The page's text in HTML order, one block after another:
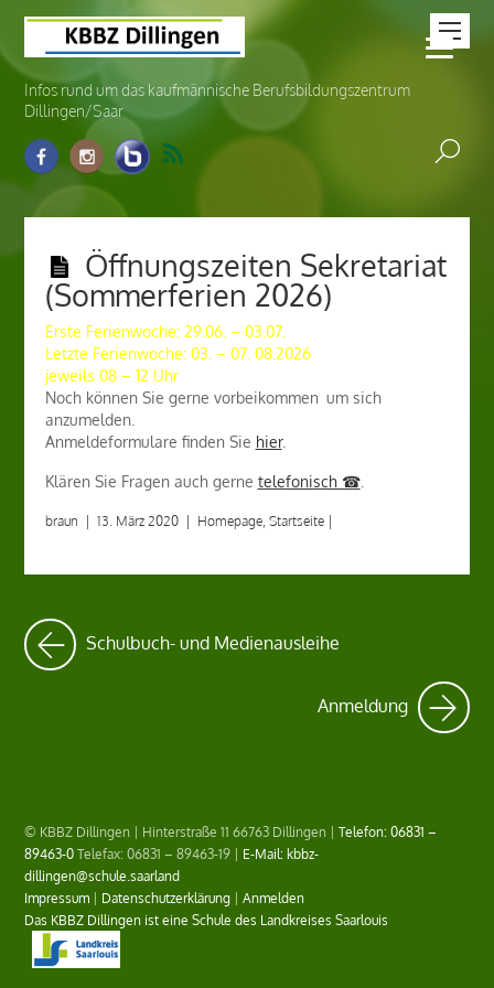
Infos rund um das kaufmännische Berufsbildungszentrum
Dillingen/Saar
Öffnungszeiten Sekretariat
(Sommerferien 2026)
Erste Ferienwoche: 29.06. – 03.07.
Letzte Ferienwoche: 03. – 07. 08.2026
jeweils 08 – 12 Uhr
Noch können Sie gerne vorbeikommen, um sich
anzumelden.
Anmeldeformulare finden Sie hier.
Klären Sie Fragen auch gerne telefonisch ☎.
braun 13. März 2020 Homepage, Startseite
Schulbuch- und Medienausleihe
Anmeldung
© KBBZ Dillingen | Hinterstraße 11 66763 Dillingen |Telefon: 06831 –
89463-0Telefax: 06831 – 89463-19 | E-Mail: kbbz-
dillingen@schule.saarland
Impressum | Datenschutzerklärung |Anmelden
Das KBBZ Dillingen ist eine Schule des Landkreises Saarlouis